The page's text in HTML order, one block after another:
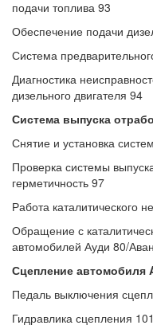
подачи топлива 93
Обеспечение подачи
Система
Диагностика
дизельного двигателя 94
Система выпуска
Снятие и установка
Проверка системы
герметичность 97
Работа каталитического
Обращение с
автомобилей Ауди 80/
Сцепление автомобиля
Педаль выключения
Гидравлика сцепления 101